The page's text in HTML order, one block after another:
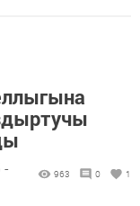
-
963 0 1